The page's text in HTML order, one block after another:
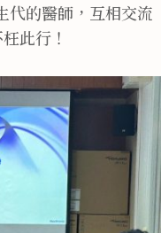
代的醫師，互相交流
此行！